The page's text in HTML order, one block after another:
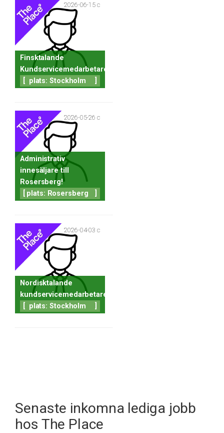
2026-06-15 c
Finsktalande
Kundservicemedarbetare
plats: Stockholm
2026-05-26 c
Administrativ
innesäljare till
Rosersberg!
plats: Rosersberg
2026-04-03 c
Nordisktalande
kundservicemedarbetare
plats: Stockholm
Senaste inkomna lediga jobb
hos The Place